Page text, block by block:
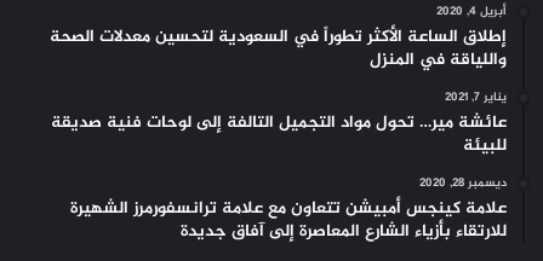
أبريل 4, 2020
إطلاق الساعة الأكثر تطوراً في السعودية لتحسين معدلات الصحة
واللياقة في المنزل
يناير 7, 2021
عائشة مير… تحول مواد التجميل التالفة إلى لوحات فنية صديقة
للبيئة
ديسمبر 28, 2020
علامة كينجس أمبيشن تتعاون مع علامة ترانسفورمرز الشهيرة
للارتقاء بأزياء الشارع المعاصرة إلى آفاق جديدة